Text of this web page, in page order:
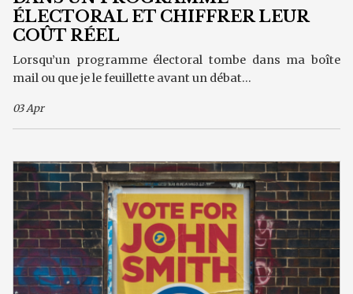
ÉLECTORAL ET CHIFFRER LEUR
COÛT RÉEL
Lorsqu’un programme électoral tombe dans ma boîte
mail ou que je le feuillette avant un débat...
03 Apr